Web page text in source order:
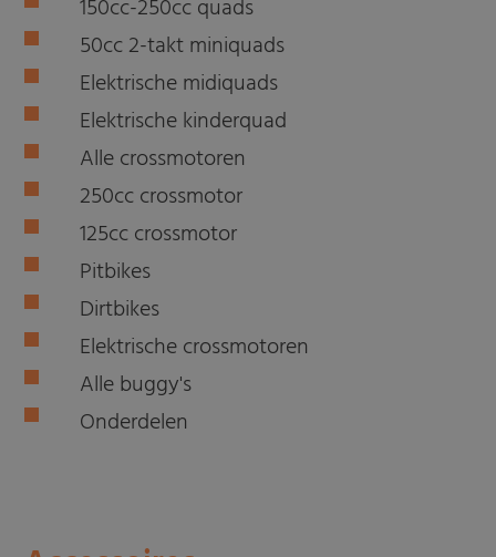
150cc-250cc quads
50cc 2-takt miniquads
Elektrische midiquads
Elektrische kinderquad
Alle crossmotoren
250cc crossmotor
125cc crossmotor
Pitbikes
Dirtbikes
Elektrische crossmotoren
Alle buggy's
Onderdelen